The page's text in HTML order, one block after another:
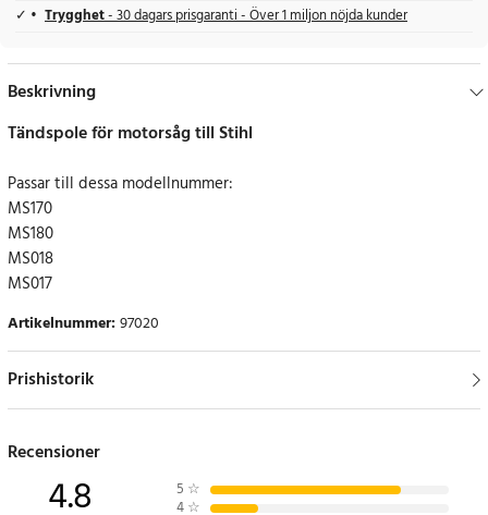
Trygghet- 30 dagars prisgaranti - Över 1 miljon nöjda kunder
Beskrivning
Tändspole för motorsåg till Stihl
Passar till dessa modellnummer:
MS170
MS180
MS018
MS017
Artikelnummer:97020
Prishistorik
Recensioner
4.8 5 ☆
4 ☆